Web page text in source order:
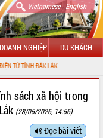
Vietnamese| English
DOANH NGHIỆP DU KHÁCH
ĐẮK LẮK
sách xã hội trong
(28/05/2026, 14:56)
Đọc bài viết